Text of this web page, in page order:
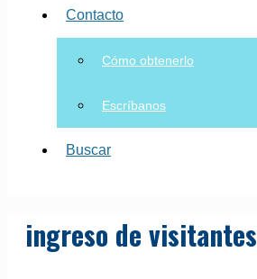
Contacto
Cómo obtenerlo
Escríbanos
Buscar
ingreso de visitantes